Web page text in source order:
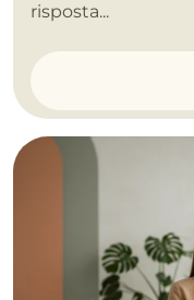
risposta...